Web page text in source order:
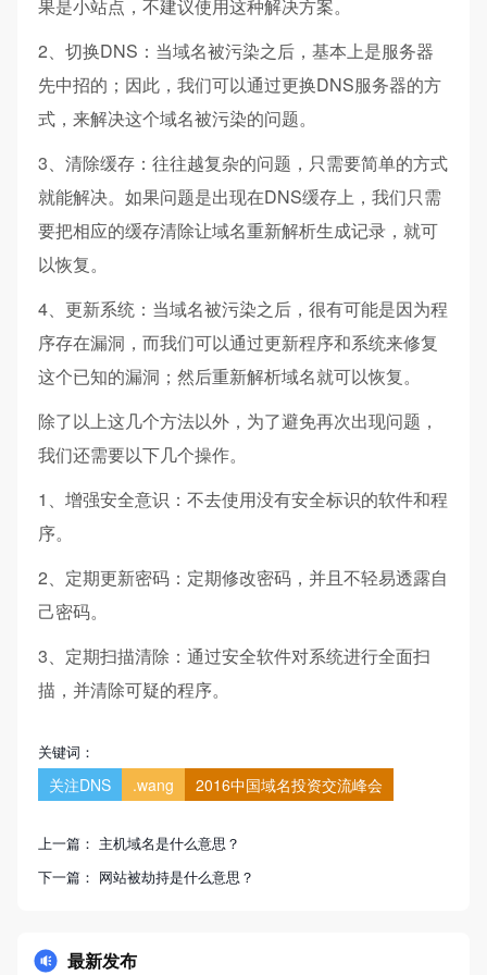
果是小站点，不建议使用这种解决方案。
2、切换DNS：当域名被污染之后，基本上是服务器
先中招的；因此，我们可以通过更换DNS服务器的方
式，来解决这个域名被污染的问题。
3、清除缓存：往往越复杂的问题，只需要简单的方式
就能解决。如果问题是出现在DNS缓存上，我们只需
要把相应的缓存清除让域名重新解析生成记录，就可
以恢复。
4、更新系统：当域名被污染之后，很有可能是因为程
序存在漏洞，而我们可以通过更新程序和系统来修复
这个已知的漏洞；然后重新解析域名就可以恢复。
除了以上这几个方法以外，为了避免再次出现问题，
我们还需要以下几个操作。
1、增强安全意识：不去使用没有安全标识的软件和程
序。
2、定期更新密码：定期修改密码，并且不轻易透露自
己密码。
3、定期扫描清除：通过安全软件对系统进行全面扫
描，并清除可疑的程序。
关键词：
关注DNS .wang 2016中国域名投资交流峰会
上一篇： 主机域名是什么意思？
下一篇： 网站被劫持是什么意思？
最新发布